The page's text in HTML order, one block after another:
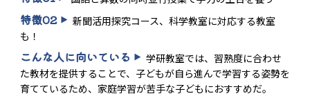
特徴02
新聞活用探究コース、科学教室に対応する教室
も！
こんな人に向いている
学研教室では、習熟度に合わせ
た教材を提供することで、子どもが自ら進んで学習する姿勢を
育てているため、家庭学習が苦手な子どもにおすすめだ。